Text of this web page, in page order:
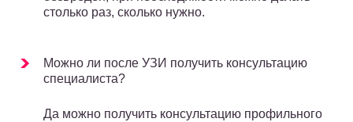
столько раз, сколько нужно.
Можно ли после УЗИ получить консультацию
специалиста?
Да можно получить консультацию профильного